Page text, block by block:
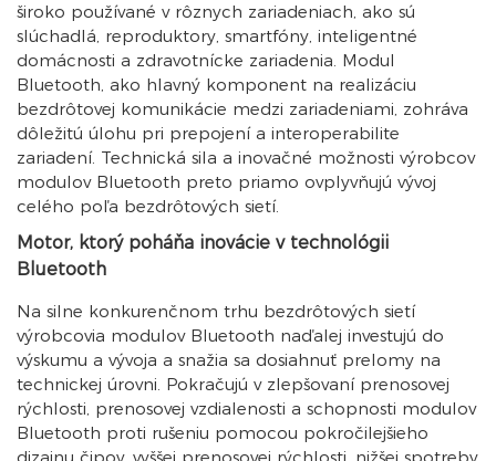
široko používané v rôznych zariadeniach, ako sú
slúchadlá, reproduktory, smartfóny, inteligentné
domácnosti a zdravotnícke zariadenia. Modul
Bluetooth, ako hlavný komponent na realizáciu
bezdrôtovej komunikácie medzi zariadeniami, zohráva
dôležitú úlohu pri prepojení a interoperabilite
zariadení. Technická sila a inovačné možnosti výrobcov
modulov Bluetooth preto priamo ovplyvňujú vývoj
celého poľa bezdrôtových sietí.
Motor, ktorý poháňa inovácie v technológii
Bluetooth
Na silne konkurenčnom trhu bezdrôtových sietí
výrobcovia modulov Bluetooth naďalej investujú do
výskumu a vývoja a snažia sa dosiahnuť prelomy na
technickej úrovni. Pokračujú v zlepšovaní prenosovej
rýchlosti, prenosovej vzdialenosti a schopnosti modulov
Bluetooth proti rušeniu pomocou pokročilejšieho